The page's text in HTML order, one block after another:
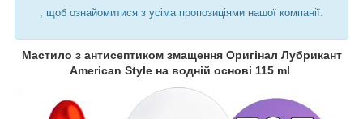
, щоб ознайомитися з усіма пропозиціями нашої компанії.
Мастило з антисептиком змащення Оригінал Лубрикант
American Style на водній основі 115 ml